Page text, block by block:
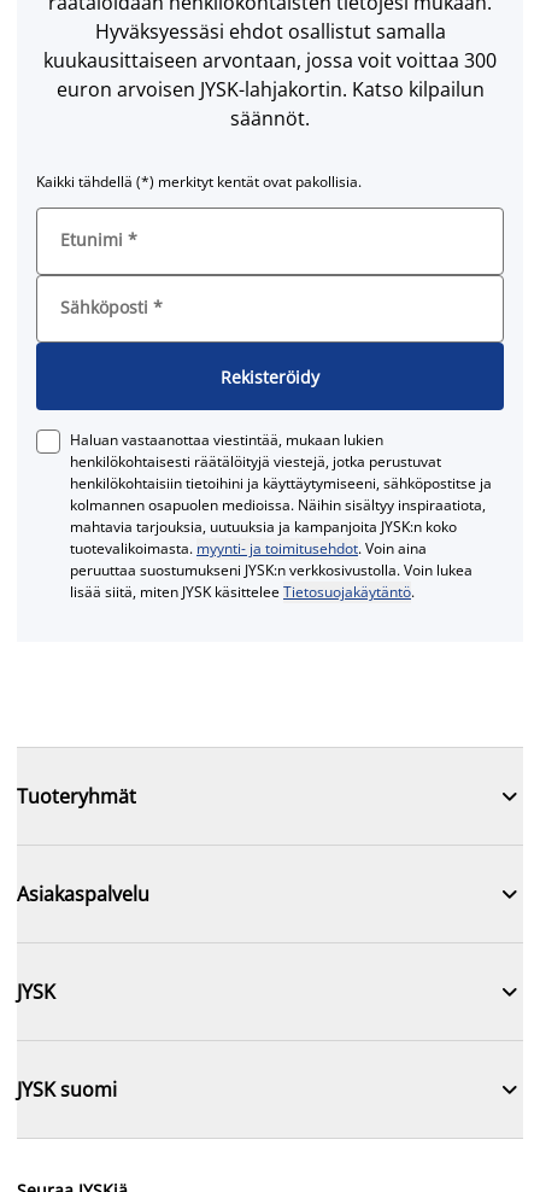
Hyväksyessäsi ehdot osallistut samalla
kuukausittaiseen arvontaan, jossa voit voittaa 300
euron arvoisen JYSK-lahjakortin. Katso kilpailun
säännöt.
Kaikki tähdellä (*) merkityt kentät ovat pakollisia.
Etunimi *
Sähköposti *
Rekisteröidy
Haluan vastaanottaa viestintää, mukaan lukien
henkilökohtaisesti räätälöityjä viestejä, jotka perustuvat
henkilökohtaisiin tietoihini ja käyttäytymiseeni, sähköpostitse ja
kolmannen osapuolen medioissa. Näihin sisältyy inspiraatiota,
mahtavia tarjouksia, uutuuksia ja kampanjoita JYSK:n koko
tuotevalikoimasta. myynti- ja toimitusehdot. Voin aina
peruuttaa suostumukseni JYSK:n verkkosivustolla. Voin lukea
lisää siitä, miten JYSK käsitteleeTietosuojakäytäntö.
Tuoteryhmät 
Asiakaspalvelu 
JYSK 
JYSK suomi 